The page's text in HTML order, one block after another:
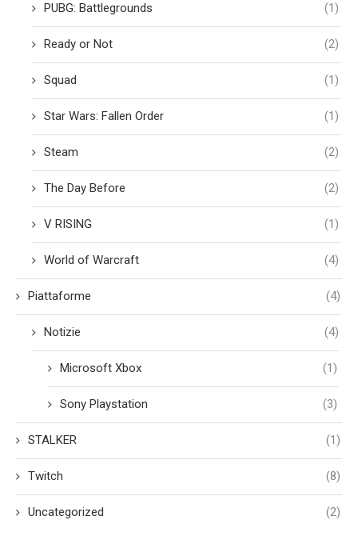
PUBG: Battlegrounds (1)
Ready or Not (2)
Squad (1)
Star Wars: Fallen Order (1)
Steam (2)
The Day Before (2)
V RISING (1)
World of Warcraft (4)
Piattaforme (4)
Notizie (4)
Microsoft Xbox (1)
Sony Playstation (3)
STALKER (1)
Twitch (8)
Uncategorized (2)